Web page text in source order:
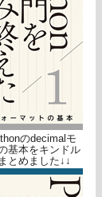
のdecimalモ
基本をキンドル
とめました↓↓